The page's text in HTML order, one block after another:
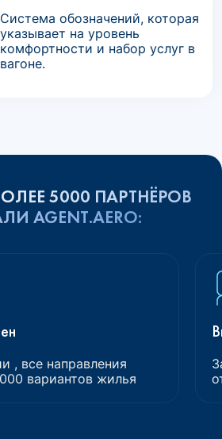
Система обозначений, которая
указывает на уровень
комфортности и набор услуг в
вагоне.
5000 ПАРТНЁРОВ
AGENT.AERO:
, все направления
вариантов жилья